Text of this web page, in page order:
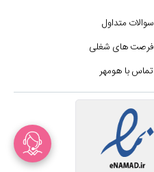
سوالات متداول
فرصت های شغلی
تماس با هومهر